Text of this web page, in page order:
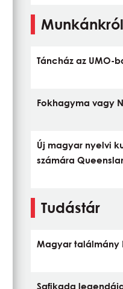
Munkánkról
Táncház az UMO-
Fokhagyma vagy
Új magyar nyelvi
számára
Tudástár
Magyar találmány
Safikada